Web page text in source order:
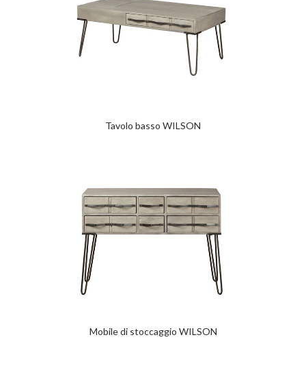
Tavolo basso WILSON
Mobile di stoccaggio WILSON